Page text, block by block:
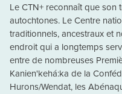
Le CTN+ reconnaît que son
autochtones. Le Centre
traditionnels, ancestraux et
endroit qui a longtemps
entre de nombreuses
Kanien'kehá:ka de la
Hurons/Wendat, les